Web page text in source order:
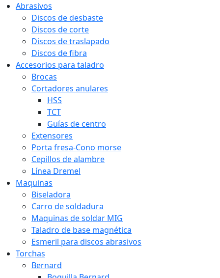
Abrasivos
Discos de desbaste
Discos de corte
Discos de traslapado
Discos de fibra
Accesorios para taladro
Brocas
Cortadores anulares
HSS
TCT
Guías de centro
Extensores
Porta fresa-Cono morse
Cepillos de alambre
Línea Dremel
Maquinas
Biseladora
Carro de soldadura
Maquinas de soldar MIG
Taladro de base magnética
Esmeril para discos abrasivos
Torchas
Bernard